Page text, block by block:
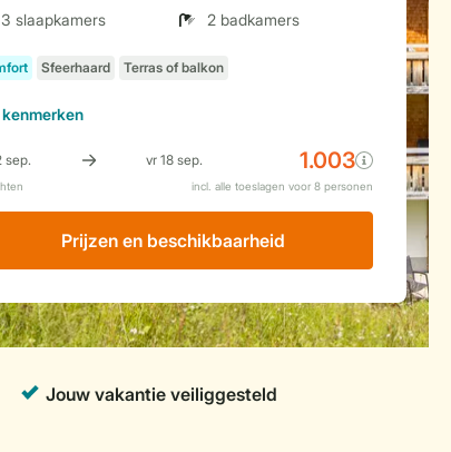
3 slaapkamers
2 badkamers
kenmerken
Prijzen en beschikbaarheid